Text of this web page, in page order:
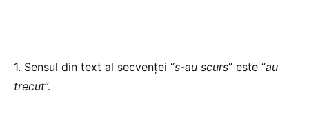
1. Sensul din text al secvenței “s-au scurs” este “au
trecut”.